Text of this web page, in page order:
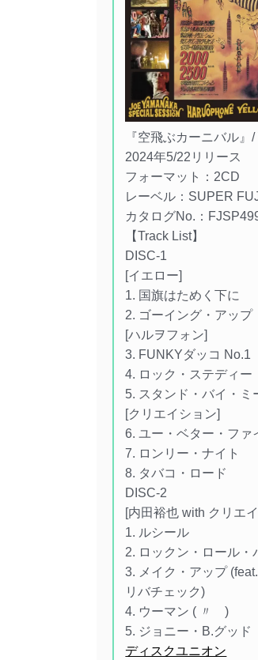
『空飛ぶカーニバル』/
2024年5/22リリース
フォーマット：2CD
レーベル：SUPER
カタログNo.：
【Track List】
DISC-1
[イエロー]
1. 国旗はためく下に
2. ゴーイング・アップ
[ハルヲフォン]
3. FUNKYダッコ No.1
4. ロック・ステディー
5. スタンド・バイ・ミ
[クリエイション]
6. ユー・ベター・ファ
7. ロンリー・ナイト
8. タバコ・ロード
DISC-2
[内田裕也 with クリエ
1. ルシール
2. ロックン・ロール・
3. メイク・アップ
リバチェック)
4. ウーマン ( 〃 )
5. ジョニー・B.グッド
ディスクユニオン